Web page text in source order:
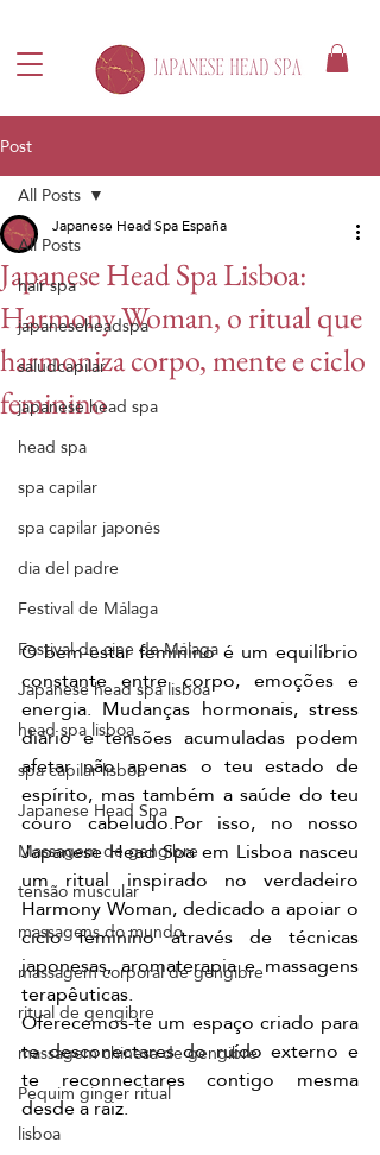
Post
All Posts
hair spa
japaneseheadspa
saludcapilar
japanese head spa
head spa
spa capilar
spa capilar japonés
dia del padre
Festival de Málaga
Festival de cine de Málaga
Japanese head spa lisboa
head spa lisboa
spa capilar lisboa
Japanese Head Spa
Massagem de gengibre
tensão muscular
massagens do mundo
massagem corporal de gengibre
ritual de gengibre
massagem chinesa de gengibre
Pequim ginger ritual
lisboa
All Posts
Japanese Head Spa Lisboa:
Harmony Woman, o ritual que
harmoniza corpo, mente e ciclo
feminino
Japanese Head Spa España
O bem-estar feminino é um equilíbrio
constante entre corpo, emoções e
energia. Mudanças hormonais, stress
diário e tensões acumuladas podem
afetar não apenas o teu estado de
espírito, mas também a saúde do teu
couro cabeludo.Por isso, no nosso
Japanese Head Spa em Lisboa nasceu
um ritual inspirado no verdadeiro
Harmony Woman, dedicado a apoiar o
ciclo feminino através de técnicas
japonesas, aromaterapia e massagens
terapêuticas.
Oferecemos-te um espaço criado para
te desconectares do ruído externo e
te reconnectares contigo mesma
desde a raiz.